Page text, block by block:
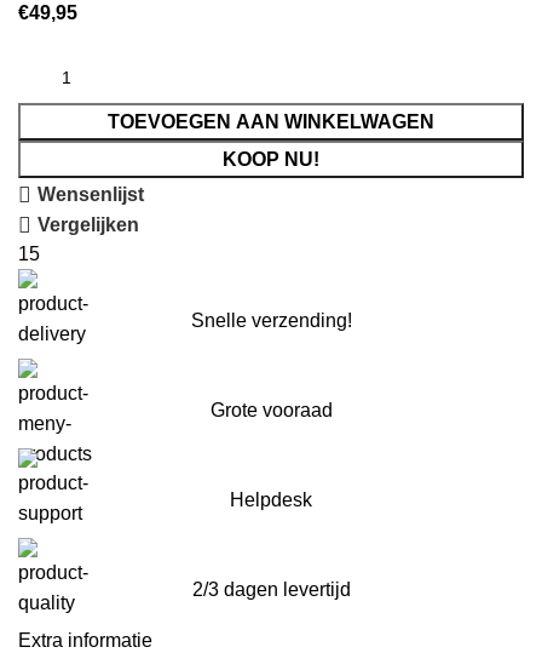
€49,95
TOEVOEGEN AAN WINKELWAGEN
KOOP NU!
Wensenlijst
Vergelijken
15
Snelle verzending!
Grote vooraad
Helpdesk
2/3 dagen levertijd
Extra informatie